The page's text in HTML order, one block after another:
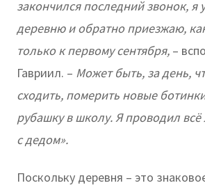
закончился последний звонок, я
деревню и обратно приезжаю,
только к первому сентября, –
Гавриил. – Может быть, за день,
сходить, померить новые
рубашку в школу. Я проводил всё
с дедом».
Поскольку деревня – это